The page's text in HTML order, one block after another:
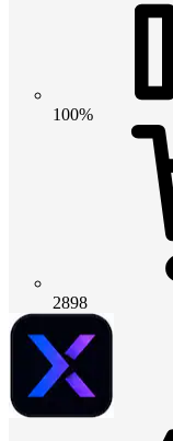
100%
2898